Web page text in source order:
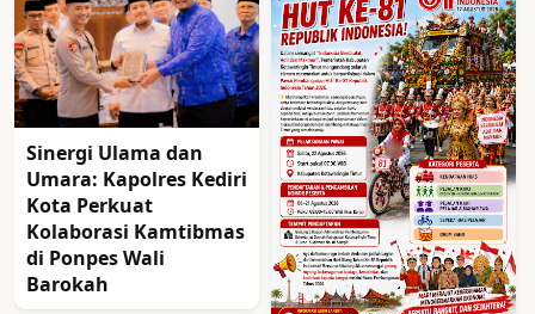
Sinergi Ulama dan
Umara: Kapolres Kediri
Kota Perkuat
Kolaborasi Kamtibmas
di Ponpes Wali
Barokah